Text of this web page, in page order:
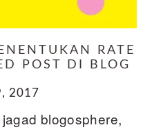
RATE
POST DI BLOG
2017
blogosphere,